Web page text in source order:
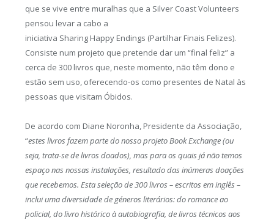
que se vive entre muralhas que a Silver Coast Volunteers
pensou levar a cabo a
iniciativa Sharing Happy Endings (Partilhar Finais Felizes).
Consiste num projeto que pretende dar um “final feliz” a
cerca de 300 livros que, neste momento, não têm dono e
estão sem uso, oferecendo-os como presentes de Natal às
pessoas que visitam Óbidos.
De acordo com Diane Noronha, Presidente da Associação,
“estes livros fazem parte do nosso projeto Book Exchange (ou
seja, trata-se de livros doados), mas para os quais já não temos
espaço nas nossas instalações, resultado das inúmeras doações
que recebemos. Esta seleção de 300 livros – escritos em inglês –
inclui uma diversidade de géneros literários: do romance ao
policial, do livro histórico à autobiografia, de livros técnicos aos